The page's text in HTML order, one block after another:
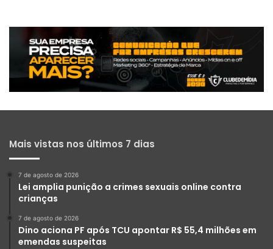
Mais vistas nos últimos 7 dias
7 de agosto de 2026
Lei amplia punição a crimes sexuais online contra
crianças
7 de agosto de 2026
Dino aciona PF após TCU apontar R$ 55,4 milhões em
emendas suspeitas